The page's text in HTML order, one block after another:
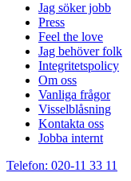
Jag söker jobb
Press
Feel the love
Jag behöver folk
Integritetspolicy
Om oss
Vanliga frågor
Visselblåsning
Kontakta oss
Jobba internt
Telefon: 020-11 33 11